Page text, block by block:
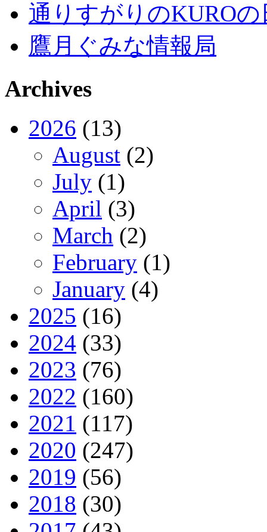
通りすがりのKURO
鷹月ぐみな情報局
Archives
2026 (13)
August (2)
July (1)
April (3)
March (2)
February (1)
January (4)
2025 (16)
2024 (33)
2023 (76)
2022 (160)
2021 (117)
2020 (247)
2019 (56)
2018 (30)